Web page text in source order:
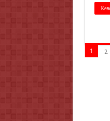
1 2